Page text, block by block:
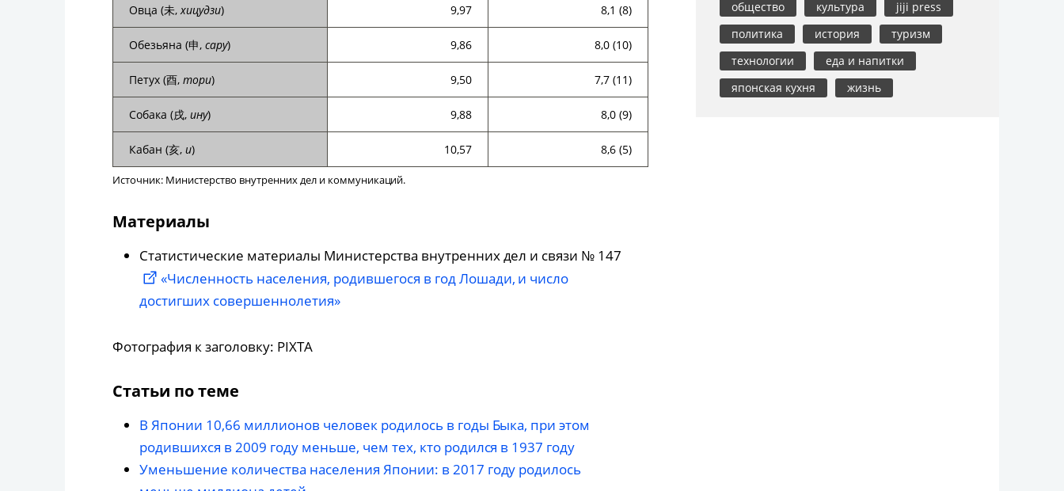
Овца (未,хицудзи) 9,97 8,1 (8)
Обезьяна (申, сару) 9,86 8,0 (10)
Петух (酉, тори) 9,50 7,7 (11)
Собака (戌, ину) 9,88 8,0 (9)
Кабан (亥, и) 10,57 8,6 (5)
Источник: Министерство внутренних дел и коммуникаций.
Материалы
Статистические материалы Министерства внутренних дел и связи № 147
«Численность населения, родившегося в год Лошади, и число
достигших совершеннолетия»
Фотография к заголовку: PIXTA
Статьи по теме
В Японии 10,66 миллионов человек родилось в годы Быка, при этом
родившихся в 2009 году меньше, чем тех, кто родился в 1937 году
Уменьшение количества населения Японии: в 2017 году родилось
общество культура
jiji press
политика
история
туризм
технологии
еда и напитки
японская кухня
жизнь